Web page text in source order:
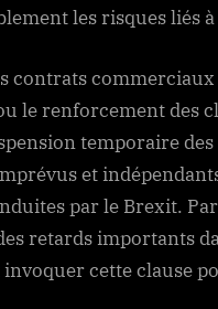
les risques liés
contrats
le renforcement des
temporaire
et
par le Brexit.
retards importants
cette clause